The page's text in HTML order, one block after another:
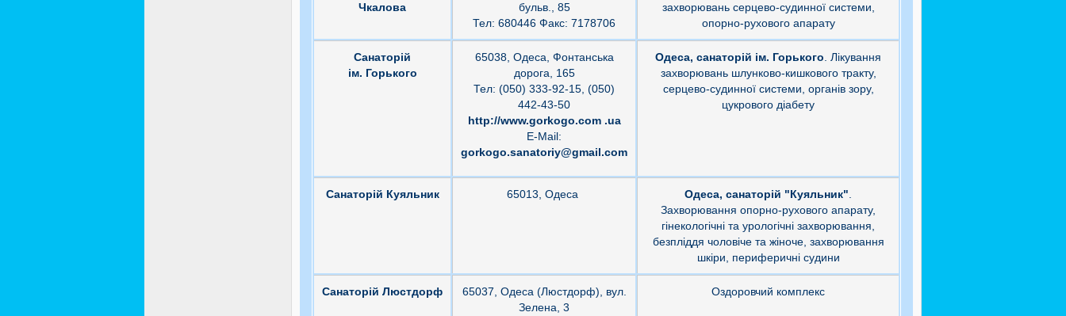
Чкалова
бульв., 85
Тел: 680446 Факс: 7178706
захворювань серцево-судинної системи,
опорно-рухового апарату
Санаторій
ім. Горького
65038, Одеса, Фонтанська
дорога, 165
Тел: (050) 333-92-15, (050)
442-43-50
http://www.gorkogo.com .ua
E-Mail:
gorkogo.sanatoriy@gmail.com
Одеса, санаторій ім. Горького . Лікування
захворювань шлунково-кишкового тракту,
серцево-судинної системи, органів зору,
цукрового діабету
Санаторій Куяльник 65013, Одеса Одеса, санаторій "Куяльник"
Захворювання опорно-рухового апарату,
гінекологічні та урологічні захворювання,
безпліддя чоловіче та жіноче, захворювання
шкіри, периферичні судини
Санаторій Люстдорф
65037, Одеса (Люстдорф), вул.
Зелена, 3
Оздоровчий комплекс